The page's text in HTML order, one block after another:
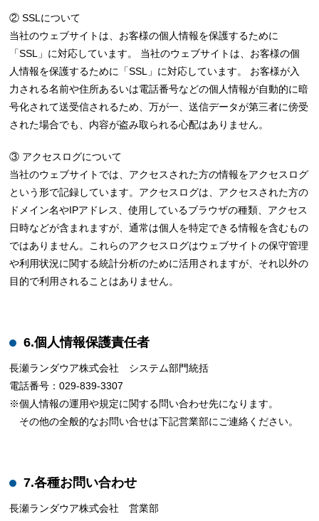
② SSLについて
当社のウェブサイトは、お客様の個人情報を保護するために
「SSL」に対応しています。 当社のウェブサイトは、お客様の個
人情報を保護するために「SSL」に対応しています。 お客様が入
力される名前や住所あるいは電話番号などの個人情報が自動的に暗
号化されて送受信されるため、万が一、送信データが第三者に傍受
された場合でも、内容が盗み取られる心配はありません。
③ アクセスログについて
当社のウェブサイトでは、アクセスされた方の情報をアクセスログ
という形で記録しています。アクセスログは、アクセスされた方の
ドメイン名やIPアドレス、使用しているブラウザの種類、アクセス
日時などが含まれますが、通常は個人を特定できる情報を含むもの
ではありません。これらのアクセスログはウェブサイトの保守管理
や利用状況に関する統計分析のために活用されますが、それ以外の
目的で利用されることはありません。
6.個人情報保護責任者
長瀬ランダウア株式会社 システム部門統括
電話番号：029-839-3307
※個人情報の運用や規定に関する問い合わせ先になります。
その他の全般的なお問い合せは下記営業部にご連絡ください。
7.各種お問い合わせ
長瀬ランダウア株式会社 営業部